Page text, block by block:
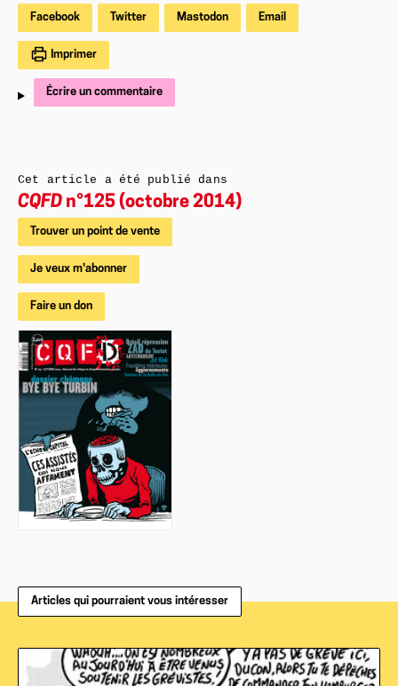
Facebook Twitter Mastodon Email
Imprimer
Écrire un commentaire
Cet article a été publié dans
CQFD n°125 (octobre 2014)
Trouver un point de vente
Je veux m'abonner
Faire un don
Articles qui pourraient vous intéresser